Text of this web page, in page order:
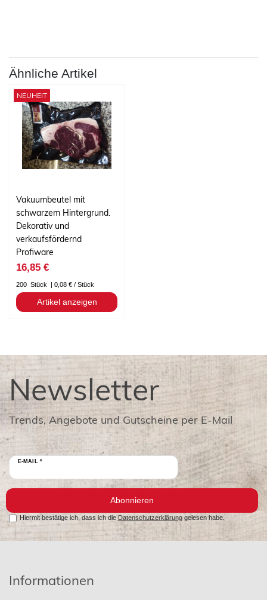
Ähnliche Artikel
NEUHEIT
Vakuumbeutel mit
schwarzem Hintergrund.
Dekorativ und
verkaufsfördernd
Profiware
16,85 €
200 Stück | 0,08 € / Stück
Artikel anzeigen
Newsletter
Trends, Angebote und Gutscheine per E-Mail
E-MAIL *
Abonnieren
Hiermit bestätige ich, dass ich die Datenschutzerklärunggelesen habe.
Informationen